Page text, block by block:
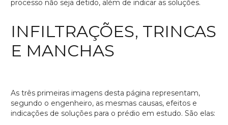
processo não seja detido, além de indicar as soluções.
INFILTRAÇÕES, TRINCAS
E MANCHAS
As três primeiras imagens desta página representam,
segundo o engenheiro, as mesmas causas, efeitos e
indicações de soluções para o prédio em estudo. São elas: